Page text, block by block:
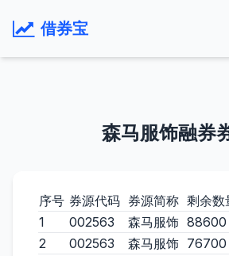
借券宝
森马服饰融券
序号 券源代码 券源简称 剩余数
1
002563 森马服饰 88600
2
002563 森马服饰 76700